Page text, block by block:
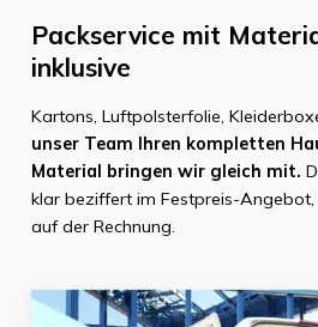
Packservice mit
inklusive
Kartons, Luftpolsterfolie,
unser Team Ihren kompletten
Material bringen wir gleich mit.
klar beziffert im Festpreis-
auf der Rechnung.